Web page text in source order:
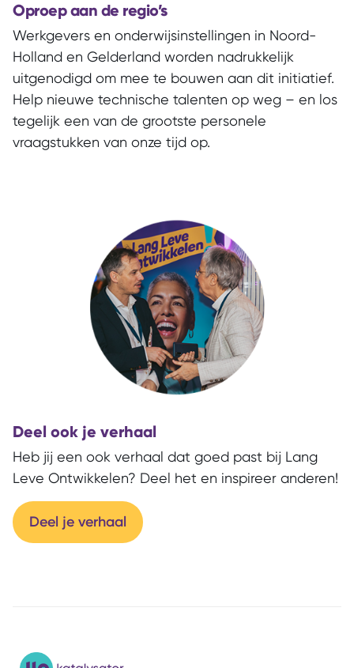
Oproep aan de regio’s
Werkgevers en onderwijsinstellingen in Noord-
Holland en Gelderland worden nadrukkelijk
uitgenodigd om mee te bouwen aan dit initiatief.
Help nieuwe technische talenten op weg – en los
tegelijk een van de grootste personele
vraagstukken van onze tijd op.
Deel ook je verhaal
Heb jij een ook verhaal dat goed past bij Lang
Leve Ontwikkelen? Deel het en inspireer anderen!
Deel je verhaal